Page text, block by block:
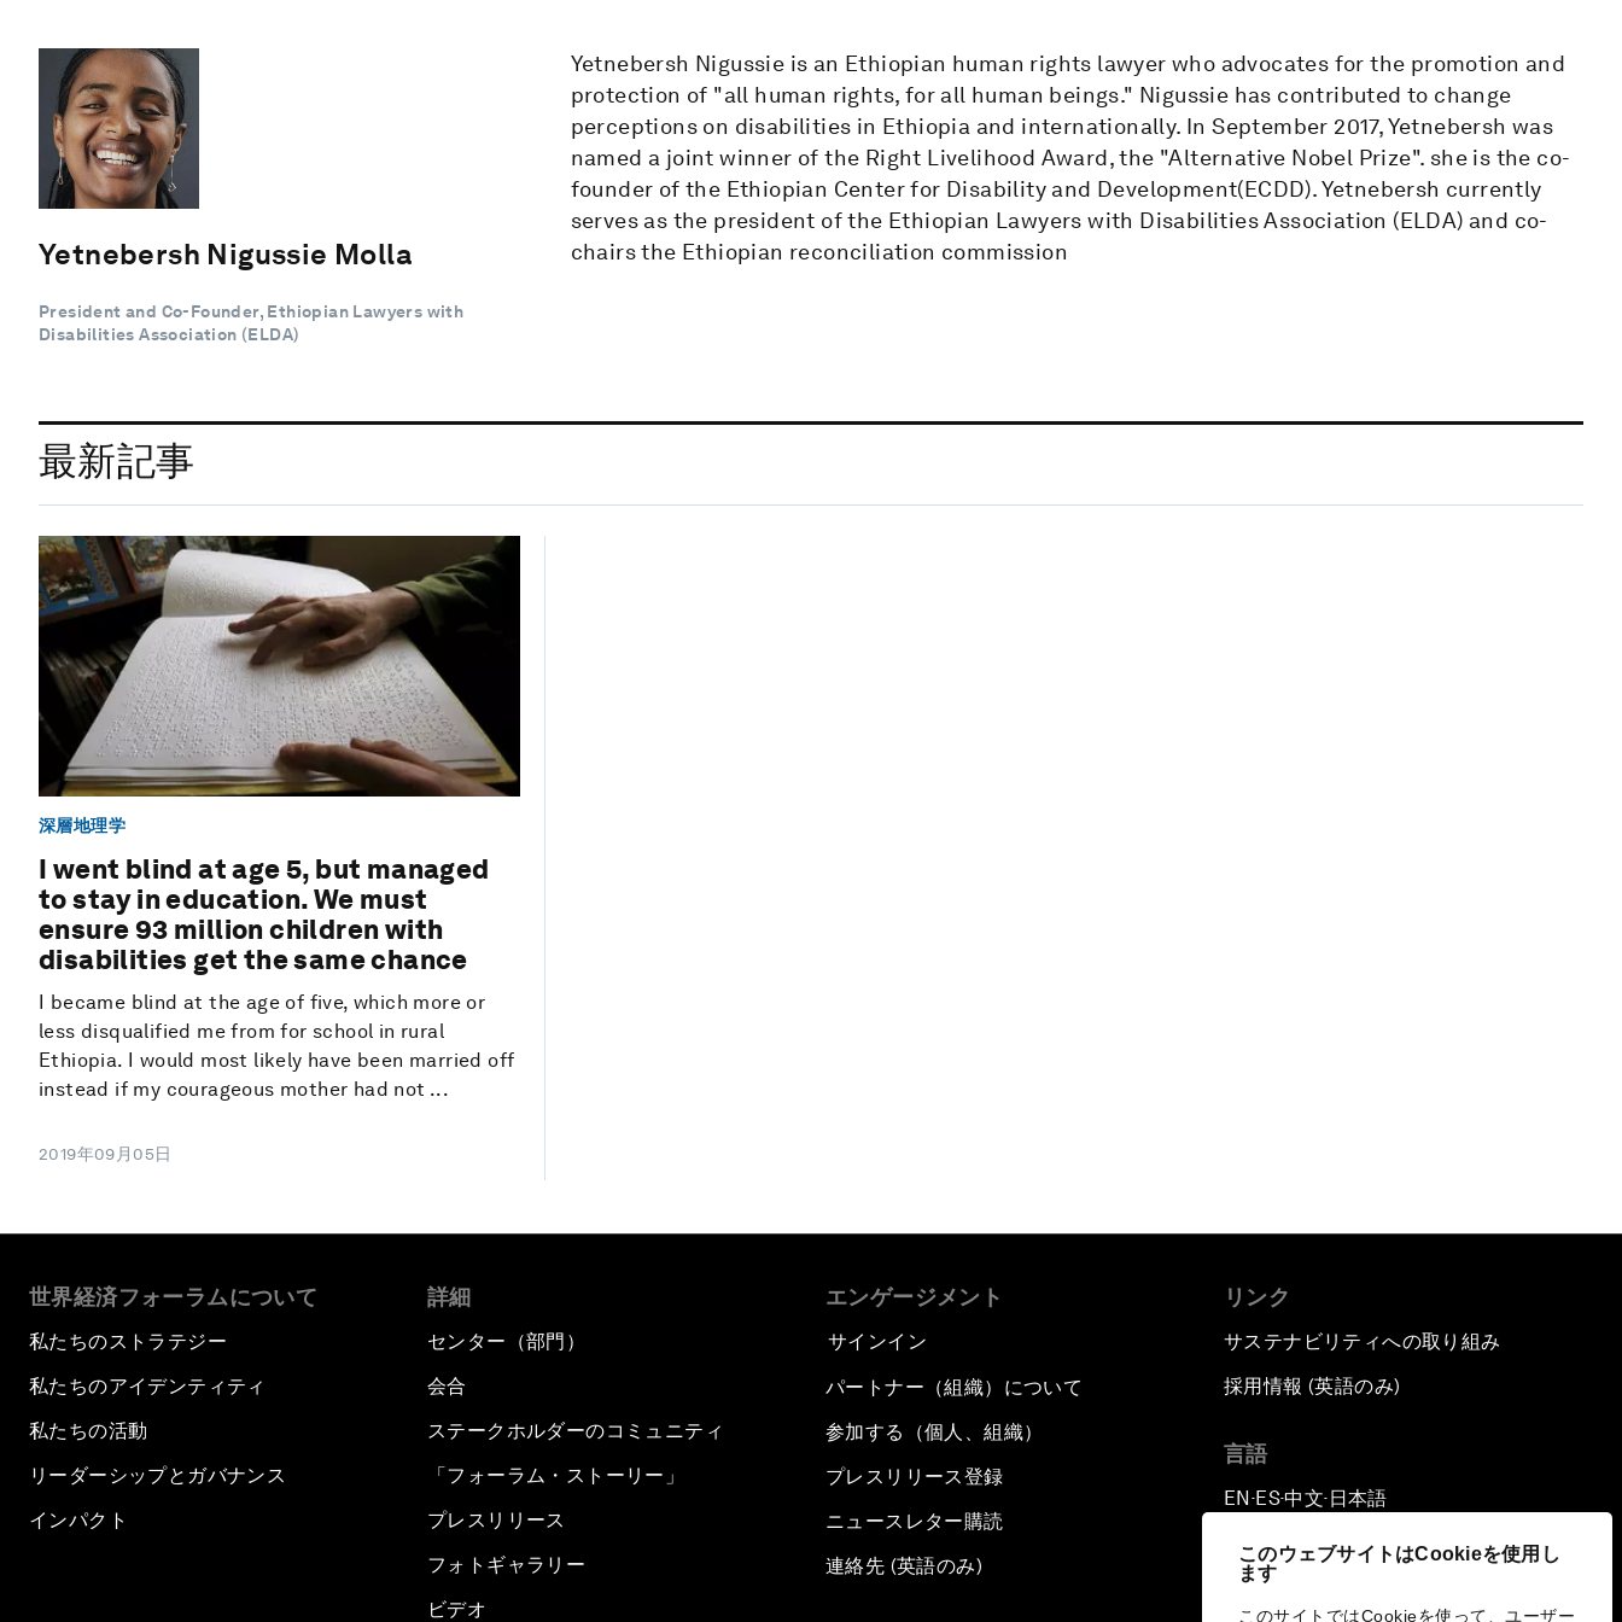
このウェブサイトはCookieを使用し
ます
このサイトではCookieを使って、ユーザー
Yetnebersh Nigussie Molla
President and Co-Founder, Ethiopian Lawyers with
Disabilities Association (ELDA)
Yetnebersh Nigussie is an Ethiopian human rights lawyer who advocates for the promotion and
protection of "all human rights, for all human beings." Nigussie has contributed to change
perceptions on disabilities in Ethiopia and internationally. In September 2017, Yetnebersh was
named a joint winner of the Right Livelihood Award, the "Alternative Nobel Prize". she is the co-
founder of the Ethiopian Center for Disability and Development(ECDD). Yetnebersh currently
serves as the president of the Ethiopian Lawyers with Disabilities Association (ELDA) and co-
chairs the Ethiopian reconciliation commission
最新記事
深層地理学
I went blind at age 5, but managed
to stay in education. We must
ensure 93 million children with
disabilities get the same chance
I became blind at the age of five, which more or
less disqualified me from for school in rural
Ethiopia. I would most likely have been married off
instead if my courageous mother had not ...
2019年09月05日
世界経済フォーラムについて
私たちのストラテジー
私たちのアイデンティティ
私たちの活動
リーダーシップとガバナンス
インパクト
詳細
センター（部門）
会合
ステークホルダーのコミュニティ
「フォーラム・ストーリー」
プレスリリース
フォトギャラリー
ビデオ
エンゲージメント
サインイン
パートナー（組織）について
参加する（個人、組織）
プレスリリース登録
ニュースレター購読
連絡先 (英語のみ)
リンク
サステナビリティへの取り組み
採用情報 (英語のみ)
言語
EN ▪ ES▪中文▪ 日本語